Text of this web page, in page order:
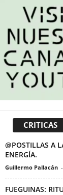
CRITICAS
@POSTILLAS A
ENERGÍA.
Guillermo Pallacán -
FUEGUINAS: